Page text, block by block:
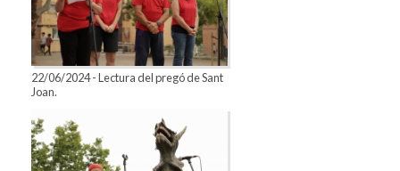
22/06/2024 - Lectura del pregó de Sant
Joan.